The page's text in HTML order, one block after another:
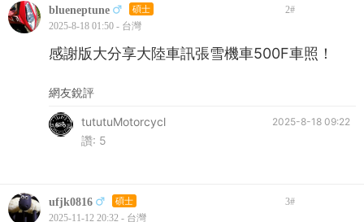
blueneptune 碩士 2#
2025-8-18 01:50 - 台灣
感謝版大分享大陸車訊張雪機車500F車照！
網友銳評
2025-8-18 09:22
tututuMotorcycl
讚: 5
ufjk0816 碩士 3#
2025-11-12 20:32 - 台灣